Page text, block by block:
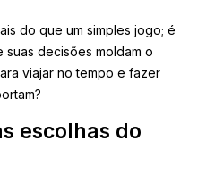
do que um simples jogo; é
decisões moldam o
viajar no tempo e fazer
escolhas do